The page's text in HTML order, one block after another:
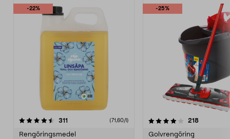
-22%
311 (71,60/l)
Rengöringsmedel
-25%
4.0 av 5 stjärnor 218
Golvrengöring
4.5 av 5 stjärnor